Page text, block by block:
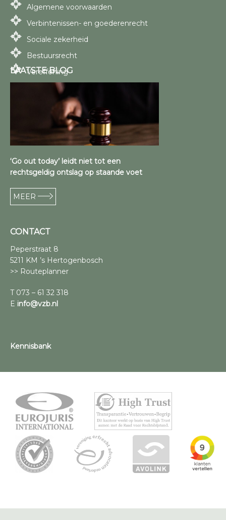
Algemene voorwaarden
Verbintenissen- en goederenrecht
Sociale zekerheid
Bestuursrecht
Vereffening
LAATSTE BLOG
‘Go out today’ leidt niet tot een
rechtsgeldig ontslag op staande voet
MEER
CONTACT
Peperstraat 8
5211 KM ’s Hertogenbosch
>> Routeplanner
T 073 – 61 32 318
E info@vzb.nl
Kennisbank